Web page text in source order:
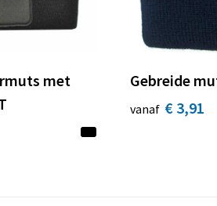
met
Gebreide
vanaf € 3,91